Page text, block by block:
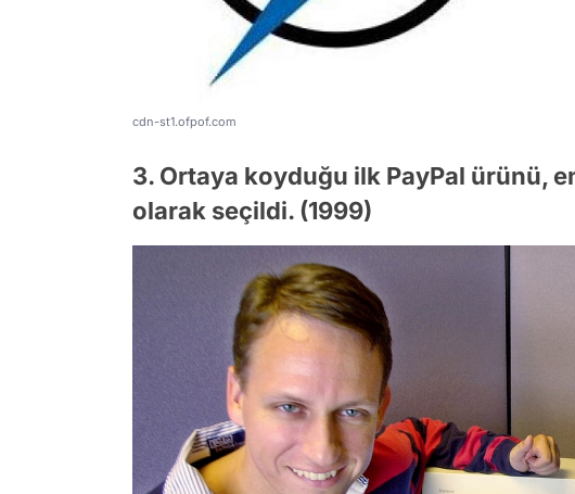
cdn-st1.ofpof.com
3. Ortaya koyduğu ilk PayPal ürünü,
olarak seçildi. (1999)